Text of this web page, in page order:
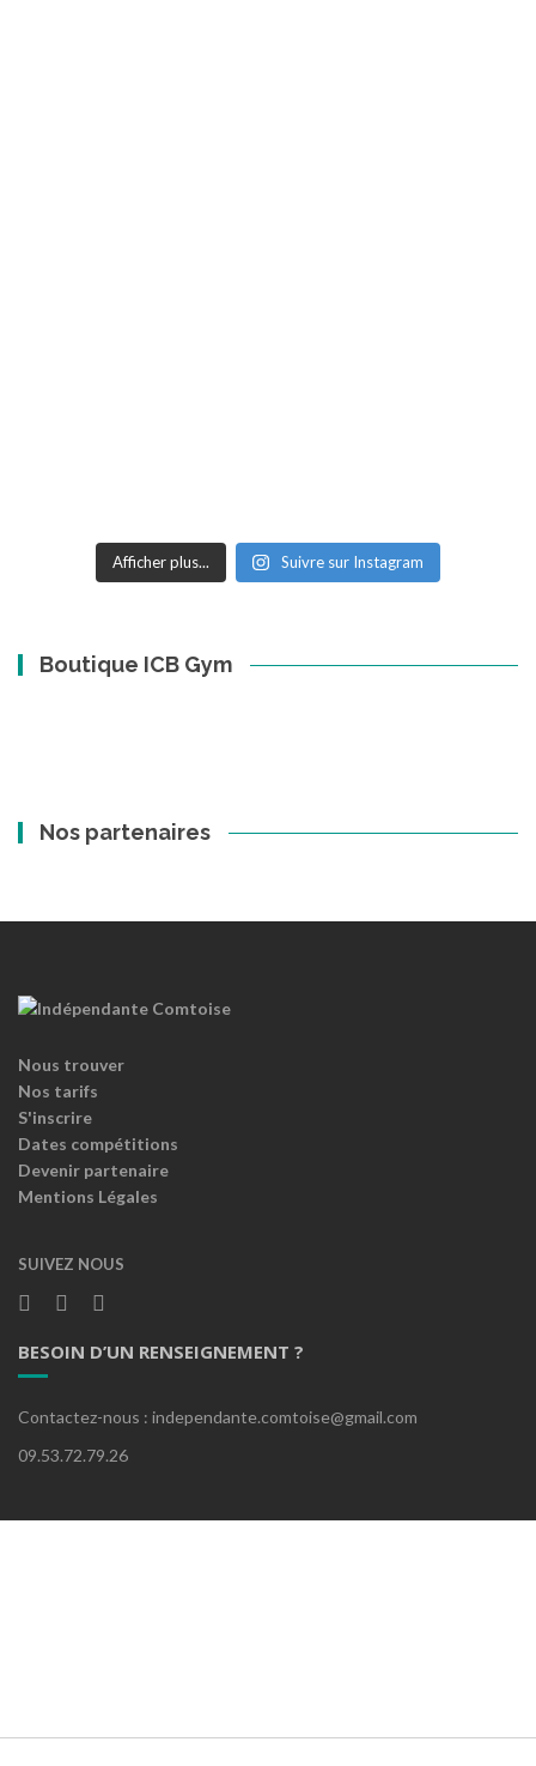
Afficher plus... Suivre sur Instagram
Boutique ICB Gym
Nos partenaires
Nous trouver
Nos tarifs
S'inscrire
Dates compétitions
Devenir partenaire
Mentions Légales
SUIVEZ NOUS
BESOIN D’UN RENSEIGNEMENT ?
Contactez-nous : independante.comtoise@gmail.com
09.53.72.79.26